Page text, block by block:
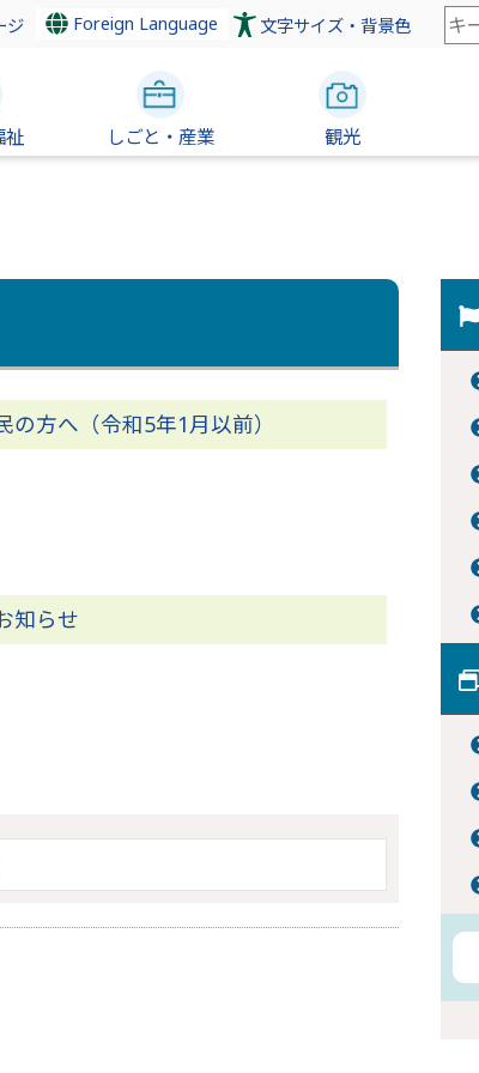
ジ Foreign Language 文字サイズ・背景色
検
索
ー
祉 しごと・産業 観光
の方へ（令和5年1月以前）
知らせ